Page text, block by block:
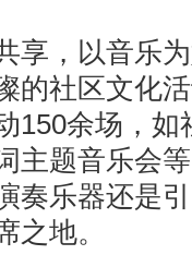
，以音乐为
的社区文化
150余场，
主题音乐会
奏乐器还是
之地。